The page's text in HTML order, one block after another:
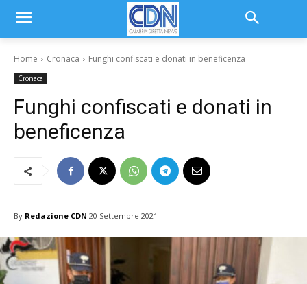
Home Cronaca Funghi confiscati e donati in beneficenza
Cronaca
Funghi confiscati e donati in
beneficenza
By Redazione CDN 20 Settembre 2021